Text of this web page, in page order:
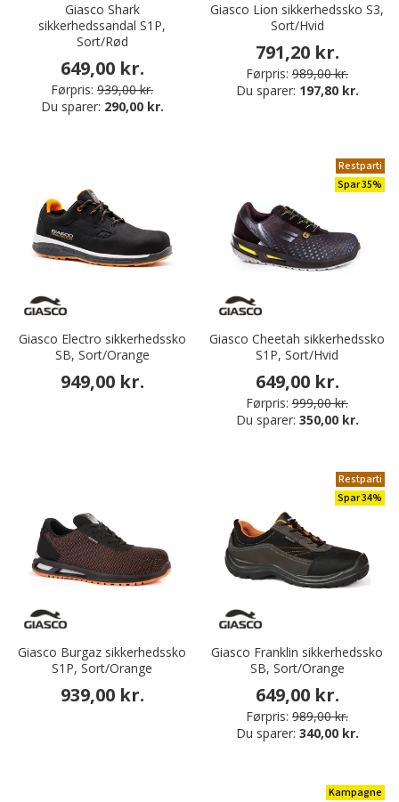
Giasco Shark
sikkerhedssandal S1P,
Sort/Rød
649,00 kr.
Førpris: 939,00 kr.
Du sparer: 290,00 kr.
Giasco Lion sikkerhedssko S3,
Sort/Hvid
791,20 kr.
Førpris: 989,00 kr.
Du sparer: 197,80 kr.
Giasco Electro sikkerhedssko
SB, Sort/Orange
949,00 kr.
Restparti
Spar 35%
Giasco Cheetah sikkerhedssko
S1P, Sort/Hvid
649,00 kr.
Førpris: 999,00 kr.
Du sparer: 350,00 kr.
Giasco Burgaz sikkerhedssko
S1P, Sort/Orange
939,00 kr.
Restparti
Spar 34%
Giasco Franklin sikkerhedssko
SB, Sort/Orange
649,00 kr.
Førpris: 989,00 kr.
Du sparer: 340,00 kr.
Kampagne